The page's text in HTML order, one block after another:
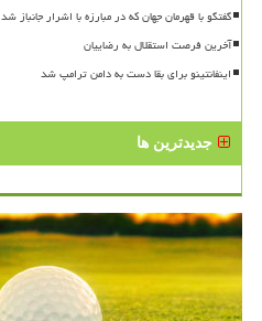
گفتگو با قهرمان جهان که در مبارزه با اشرار جانباز شد
آخرین فرصت استقلال به رضاییان
اینفانتینو برای بقا دست به دامن ترامپ شد
جدیدترین ها